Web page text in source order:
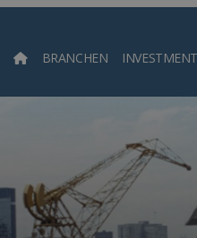
BRANCHEN